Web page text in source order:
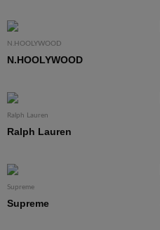
N.HOOLYWOOD
N.HOOLYWOOD
Ralph Lauren
Ralph Lauren
Supreme
Supreme